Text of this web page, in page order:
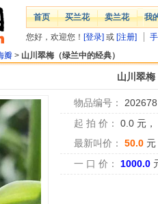
首页 买兰花 卖兰花 我
您好，欢迎您！ [登录] 或 [注册]
瓣 > 山川翠梅（绿兰中的经典）
山川翠
物品编号：
起 拍 价：
0.0 元，
最新叫价：
50.0 元
一 口 价：
1000.0